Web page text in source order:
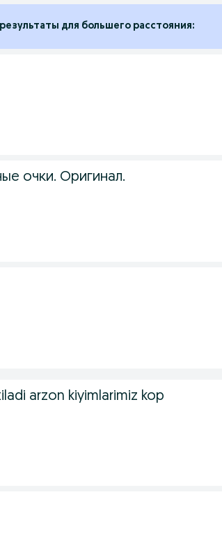
для большего расстояния:
очки. Оригинал.
arzon kiyimlarimiz kop